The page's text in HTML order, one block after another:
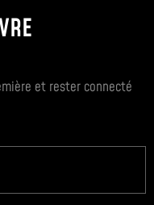
et rester connecté